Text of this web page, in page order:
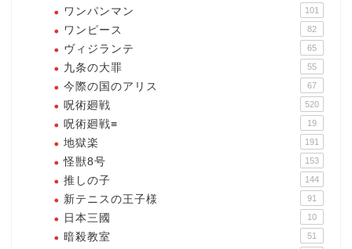
ワンパンマン 101
ワンピース 82
ヴィジランテ 65
九条の大罪 55
今際の国のアリス 67
呪術廻戦 520
呪術廻戦≡ 19
地獄楽 191
怪獣8号 153
推しの子 144
新テニスの王子様 91
日本三國 10
暗殺教室 51